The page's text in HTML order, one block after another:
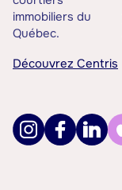
immobiliers du
Québec.
Découvrez Centris